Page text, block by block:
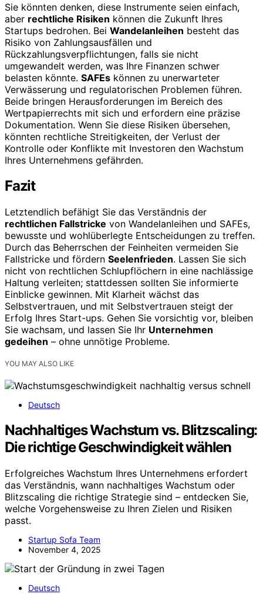
Sie könnten denken, diese Instrumente seien einfach,
aber rechtliche Risiken können die Zukunft Ihres
Startups bedrohen. Bei Wandelanleihen besteht das
Risiko von Zahlungsausfällen und
Rückzahlungsverpflichtungen, falls sie nicht
umgewandelt werden, was Ihre Finanzen schwer
belasten könnte. SAFEs können zu unerwarteter
Verwässerung und regulatorischen Problemen führen.
Beide bringen Herausforderungen im Bereich des
Wertpapierrechts mit sich und erfordern eine präzise
Dokumentation. Wenn Sie diese Risiken übersehen,
könnten rechtliche Streitigkeiten, der Verlust der
Kontrolle oder Konflikte mit Investoren den Wachstum
Ihres Unternehmens gefährden.
Fazit
Letztendlich befähigt Sie das Verständnis der
rechtlichen Fallstricke von Wandelanleihen und SAFEs,
bewusste und wohlüberlegte Entscheidungen zu treffen.
Durch das Beherrschen der Feinheiten vermeiden Sie
Fallstricke und fördern Seelenfrieden. Lassen Sie sich
nicht von rechtlichen Schlupflöchern in eine nachlässige
Haltung verleiten; stattdessen sollten Sie informierte
Einblicke gewinnen. Mit Klarheit wächst das
Selbstvertrauen, und mit Selbstvertrauen steigt der
Erfolg Ihres Start-ups. Gehen Sie vorsichtig vor, bleiben
Sie wachsam, und lassen Sie Ihr Unternehmen
gedeihen – ohne unnötige Probleme.
YOU MAY ALSO LIKE
Deutsch
Nachhaltiges Wachstum vs. Blitzscaling:
Die richtige Geschwindigkeit wählen
Erfolgreiches Wachstum Ihres Unternehmens erfordert
das Verständnis, wann nachhaltiges Wachstum oder
Blitzscaling die richtige Strategie sind – entdecken Sie,
welche Vorgehensweise zu Ihren Zielen und Risiken
passt.
Startup Sofa Team
November 4, 2025
Deutsch